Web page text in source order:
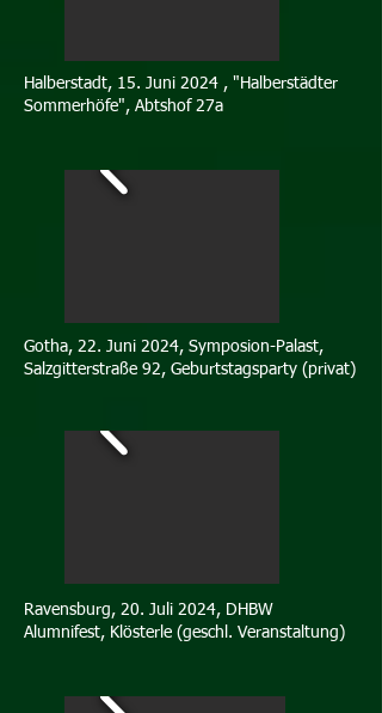
Halberstadt, 15. Juni 2024 , "Halberstädter
Sommerhöfe", Abtshof 27a
Gotha, 22. Juni 2024, Symposion-Palast,
Salzgitterstraße 92, Geburtstagsparty (privat)
Ravensburg, 20. Juli 2024, DHBW
Alumnifest, Klösterle (geschl. Veranstaltung)